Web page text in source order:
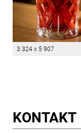
3 324 x 5 907
KONTAKT